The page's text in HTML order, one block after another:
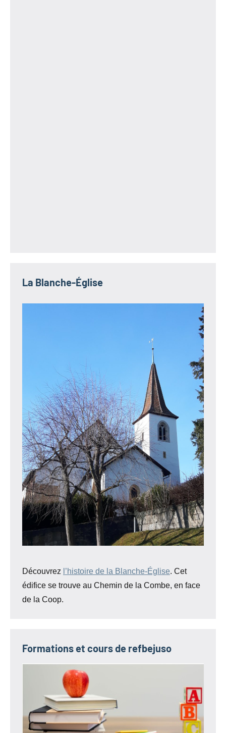
La Blanche-Église
Découvrez l’histoire de la Blanche-Église. Cet
édifice se trouve au Chemin de la Combe, en face
de la Coop.
Formations et cours de refbejuso